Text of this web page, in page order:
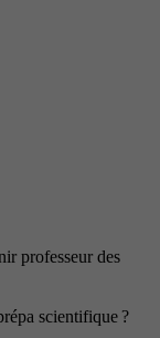
professeur des
scientifique ?